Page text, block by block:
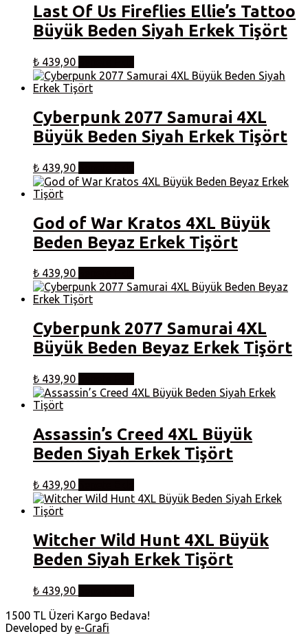
Last Of Us Fireflies Ellie’s Tattoo
Büyük Beden Siyah Erkek Tişört
₺ 439,90
Cyberpunk 2077 Samurai 4XL
Büyük Beden Siyah Erkek Tişört
₺ 439,90
God of War Kratos 4XL Büyük
Beden Beyaz Erkek Tişört
₺ 439,90
Cyberpunk 2077 Samurai 4XL
Büyük Beden Beyaz Erkek Tişört
₺ 439,90
Assassin’s Creed 4XL Büyük
Beden Siyah Erkek Tişört
₺ 439,90
Witcher Wild Hunt 4XL Büyük
Beden Siyah Erkek Tişört
₺ 439,90
1500 TL Üzeri Kargo Bedava!
Developed by e-Grafi